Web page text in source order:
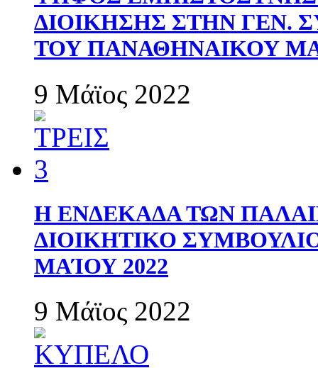
ΔΙΟΙΚΗΣΗΣ ΣΤΗΝ ΓΕΝ.
ΤΟΥ ΠΑΝΑΘΗΝΑΙΚΟΥ
9 Μάϊος 2022
Η ΕΝΔΕΚΑΔΑ ΤΩΝ
ΔΙΟΙΚΗΤΙΚΟ
ΜΑΊΟΥ 2022
9 Μάϊος 2022